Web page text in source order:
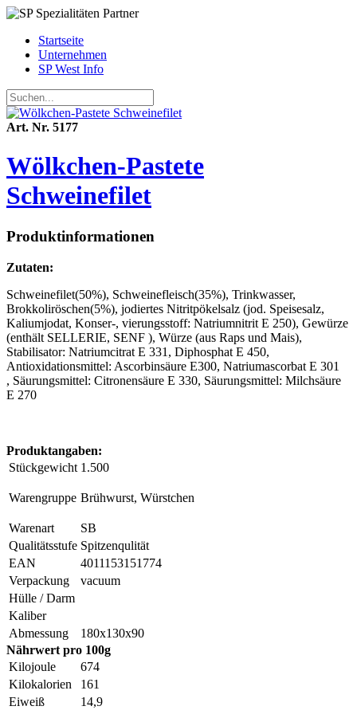
Startseite
Unternehmen
SP West Info
Art. Nr. 5177
Wölkchen-Pastete
Schweinefilet
Produktinformationen
Zutaten:
Schweinefilet(50%), Schweinefleisch(35%), Trinkwasser,
Brokkoliröschen(5%), jodiertes Nitritpökelsalz (jod. Speisesalz,
Kaliumjodat, Konser-, vierungsstoff: Natriumnitrit E 250), Gewürze
(enthält SELLERIE, SENF ), Würze (aus Raps und Mais),
Stabilisator: Natriumcitrat E 331, Diphosphat E 450,
Antioxidationsmittel: Ascorbinsäure E300, Natriumascorbat E 301
, Säurungsmittel: Citronensäure E 330, Säurungsmittel: Milchsäure
E 270
Produktangaben:
Stückgewicht 1.500
Warengruppe Brühwurst, Würstchen
Warenart
SB
Qualitätsstufe Spitzenqulität
EAN
4011153151774
Verpackung
vacuum
Hülle / Darm
Kaliber
Abmessung
180x130x90
Nährwert pro 100g
Kilojoule
674
Kilokalorien
161
Eiweiß
14,9